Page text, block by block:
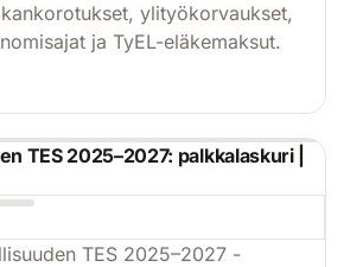
ylityökorvaukset,
ja TyEL-eläkemaksut.
TES 2025–2027: palkkalaskuri |
TES 2025–2027 -